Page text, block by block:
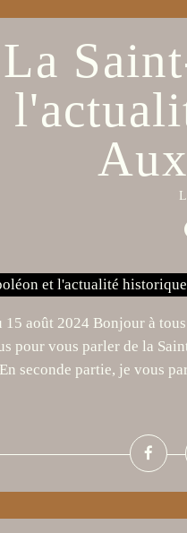
La
août 2024 Bonjour à
pour vous parler de la
seconde partie, je vous